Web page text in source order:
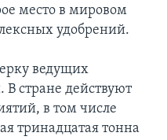
место в мировом
удобрений.
ведущих
В стране действуют
в том числе
тринадцатая тонна